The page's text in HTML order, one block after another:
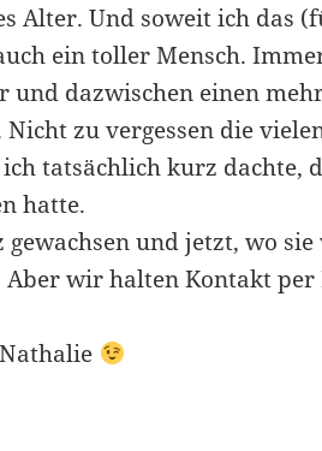
Alter. Und soweit ich das
ein toller Mensch.
und dazwischen einen
zu vergessen die
tatsächlich kurz dachte,
hatte.
und jetzt, wo
wir halten Kontakt